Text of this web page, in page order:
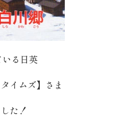
る日英
イムズ】さま
た！